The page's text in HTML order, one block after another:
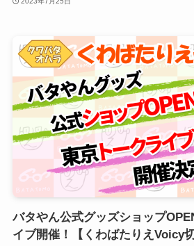
バタやん公式グッズショップ
イブ開催！【くわばたりえVoicy切